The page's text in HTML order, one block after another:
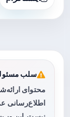
سلب
محتوای
اطلاع‌رسانی